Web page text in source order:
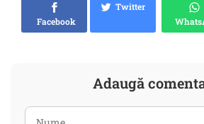
Facebook
Twitter
Adaugă